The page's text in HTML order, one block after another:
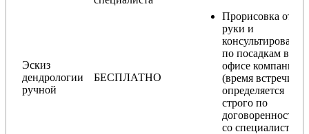
Эскиз
дендрологии
ручной
БЕСПЛАТНО
Прорисовка от
руки и
консультирование
по посадкам в
офисе компании
(время встречи
определяется
строго по
договоренности
со специалистом)